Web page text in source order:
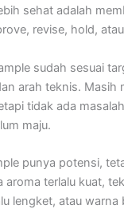
sehat adalah
revise, hold,
sudah sesuai
arah teknis. Masih
tidak ada
maju.
punya potensi,
aroma terlalu kuat,
lengket, atau warna